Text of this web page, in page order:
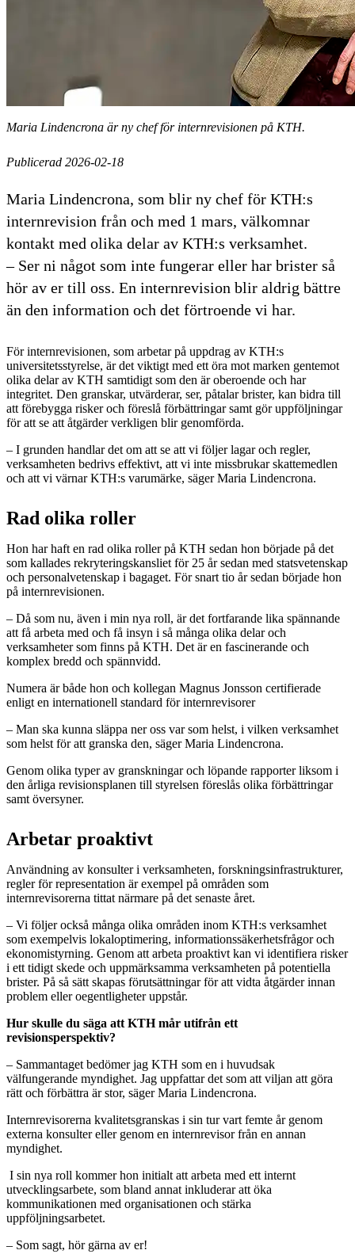
Maria Lindencrona är ny chef för internrevisionen på KTH.
Publicerad 2026-02-18
Maria Lindencrona, som blir ny chef för KTH:s
internrevision från och med 1 mars, välkomnar
kontakt med olika delar av KTH:s verksamhet.
– Ser ni något som inte fungerar eller har brister så
hör av er till oss. En internrevision blir aldrig bättre
än den information och det förtroende vi har.
För internrevisionen, som arbetar på uppdrag av KTH:s
universitetsstyrelse, är det viktigt med ett öra mot marken gentemot
olika delar av KTH samtidigt som den är oberoende och har
integritet. Den granskar, utvärderar, ser, påtalar brister, kan bidra till
att förebygga risker och föreslå förbättringar samt gör uppföljningar
för att se att åtgärder verkligen blir genomförda.
– I grunden handlar det om att se att vi följer lagar och regler,
verksamheten bedrivs effektivt, att vi inte missbrukar skattemedlen
och att vi värnar KTH:s varumärke, säger Maria Lindencrona.
Rad olika roller
Hon har haft en rad olika roller på KTH sedan hon började på det
som kallades rekryteringskansliet för 25 år sedan med statsvetenskap
och personalvetenskap i bagaget. För snart tio år sedan började hon
på internrevisionen.
– Då som nu, även i min nya roll, är det fortfarande lika spännande
att få arbeta med och få insyn i så många olika delar och
verksamheter som finns på KTH. Det är en fascinerande och
komplex bredd och spännvidd.
Numera är både hon och kollegan Magnus Jonsson certifierade
enligt en internationell standard för internrevisorer
– Man ska kunna släppa ner oss var som helst, i vilken verksamhet
som helst för att granska den, säger Maria Lindencrona.
Genom olika typer av granskningar och löpande rapporter liksom i
den årliga revisionsplanen till styrelsen föreslås olika förbättringar
samt översyner.
Arbetar proaktivt
Användning av konsulter i verksamheten, forskningsinfrastrukturer,
regler för representation är exempel på områden som
internrevisorerna tittat närmare på det senaste året.
– Vi följer också många olika områden inom KTH:s verksamhet
som exempelvis lokaloptimering, informationssäkerhetsfrågor och
ekonomistyrning. Genom att arbeta proaktivt kan vi identifiera risker
i ett tidigt skede och uppmärksamma verksamheten på potentiella
brister. På så sätt skapas förutsättningar för att vidta åtgärder innan
problem eller oegentligheter uppstår.
Hur skulle du säga att KTH mår utifrån ett
revisionsperspektiv?
– Sammantaget bedömer jag KTH som en i huvudsak
välfungerande myndighet. Jag uppfattar det som att viljan att göra
rätt och förbättra är stor, säger Maria Lindencrona.
Internrevisorerna kvalitetsgranskas i sin tur vart femte år genom
externa konsulter eller genom en internrevisor från en annan
myndighet.
I sin nya roll kommer hon initialt att arbeta med ett internt
utvecklingsarbete, som bland annat inkluderar att öka
kommunikationen med organisationen och stärka
uppföljningsarbetet.
– Som sagt, hör gärna av er!